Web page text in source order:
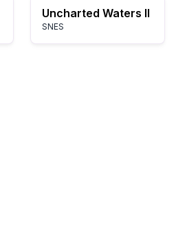
Uncharted Waters II
SNES